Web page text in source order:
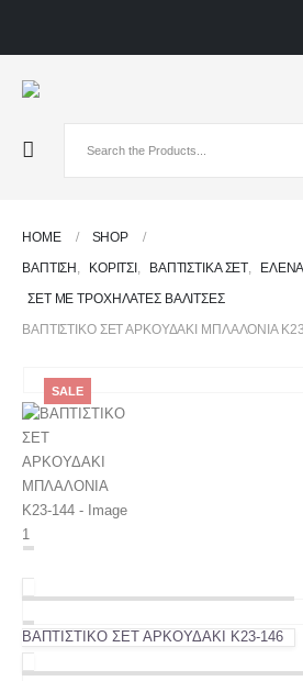
HOME
SHOP
ΒΑΠΤΙΣΗ , ΚΟΡΊΤΣΙ , ΒΑΠΤΙΣΤΙΚΆ ΣΕΤ,
ΣΕΤ ΜΕ ΤΡΟΧΉΛΑΤΕΣ ΒΑΛΊΤΣΕΣ
ΒΑΠΤΙΣΤΙΚΟ ΣΕΤ ΑΡΚΟΥΔΑΚΙ ΜΠΛΑΛΟΝΙΑ
SALE
ΒΑΠΤΙΣΤΙΚΟ ΣΕΤ ΑΡΚΟΥΔΑΚΙ Κ23-146